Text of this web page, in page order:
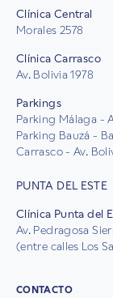
Clínica Central
Morales 2578
Clínica Carrasco
Av. Bolivia 1978
Parkings
Parking Málaga -
Parking Bauzá -
Carrasco - Av.
PUNTA DEL ESTE
Clínica Punta del
Av. Pedragosa
(entre calles Los
CONTACTO